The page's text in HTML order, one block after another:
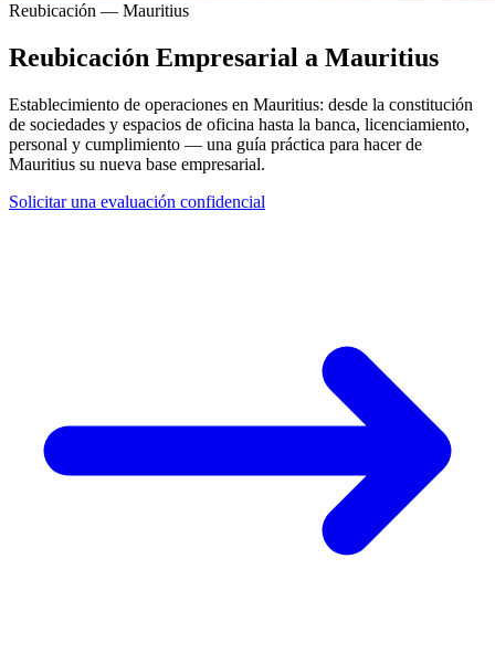
Reubicación — Mauritius
Reubicación Empresarial a Mauritius
Establecimiento de operaciones en Mauritius: desde la constitución
de sociedades y espacios de oficina hasta la banca, licenciamiento,
personal y cumplimiento — una guía práctica para hacer de
Mauritius su nueva base empresarial.
Solicitar una evaluación confidencial